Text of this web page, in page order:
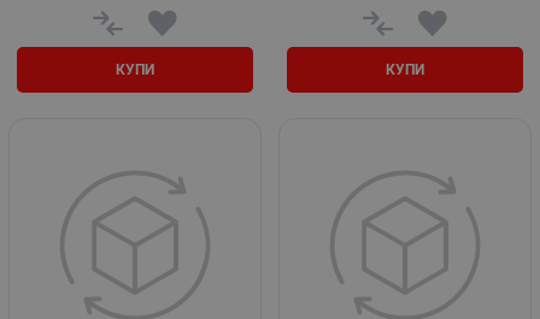
КУПИ КУПИ